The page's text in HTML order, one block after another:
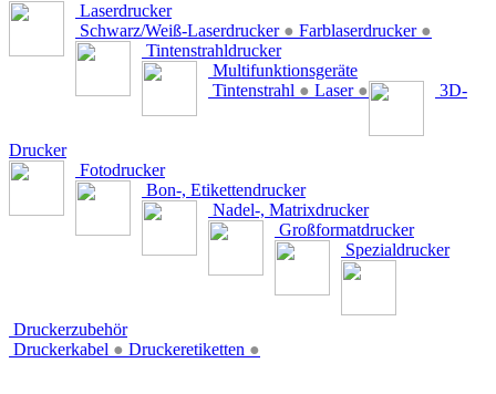
Laserdrucker
Schwarz/Weiß-Laserdrucker ● Farblaserdrucker ●
Tintenstrahldrucker
Multifunktionsgeräte
Tintenstrahl ● Laser ● 3D-
Drucker
Fotodrucker
Bon-, Etikettendrucker
Nadel-, Matrixdrucker
Großformatdrucker
Spezialdrucker
Druckerzubehör
Druckerkabel ● Druckeretiketten ●